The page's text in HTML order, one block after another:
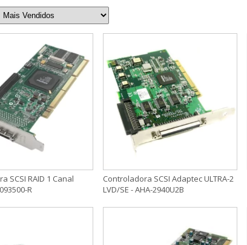
SCSI RAID 1 Canal
R
Controladora SCSI Adaptec ULTRA-2
LVD/SE - AHA-2940U2B